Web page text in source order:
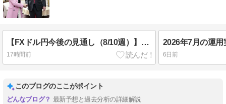
【FXドル円今後の見通し（8/10週）】利上げ観測と中東情勢がカギ！予想レンジは・・
17時間前
2026年7月の運
6日前
このブログのここがポイント
最新予想と過去分析の詳細解説